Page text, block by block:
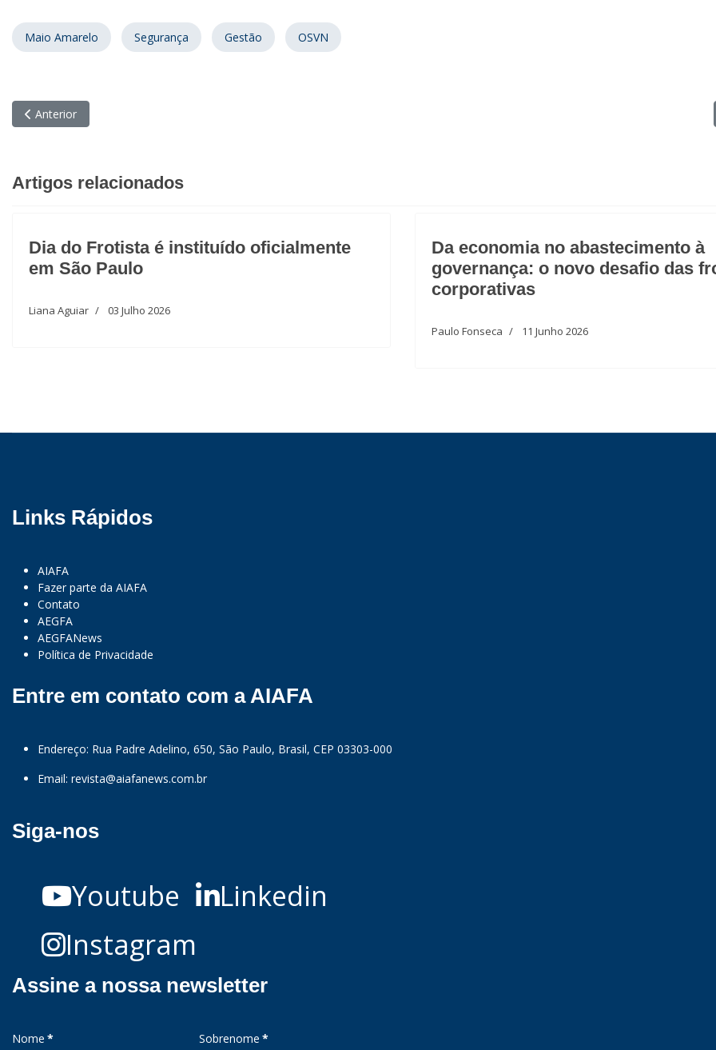
Maio Amarelo Segurança Gestão OSVN
Artigo anterior: RFP na terceirização de frotas: aspectos estratégicos para elaboração de contrato
Anterior
Artigos relacionados
Dia do Frotista é instituído oficialmente
em São Paulo
Liana Aguiar 03 Julho 2026
Da economia no abastecimento à
governança: o novo desafio das
corporativas
Paulo Fonseca 11 Junho 2026
Links Rápidos
AIAFA
Fazer parte da AIAFA
Contato
AEGFA
AEGFANews
Política de Privacidade
Entre em contato com a AIAFA
Endereço: Rua Padre Adelino, 650, São Paulo, Brasil, CEP 03303-000
Email: revista@aiafanews.com.br
Siga-nos
Youtube
Linkedin
Instagram
Assine a nossa newsletter
Nome * Sobrenome *